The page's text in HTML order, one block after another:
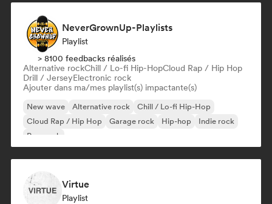
NeverGrownUp-Playlists
Playlist
> 8100 feedbacks réalisés
Alternative rockChill / Lo-fi Hip-HopCloud Rap / Hip Hop
Drill / JerseyElectronic rock
Ajouter dans ma/mes playlist(s) impactante(s)
New wave Alternative rock
Chill / Lo-fi Hip-Hop
Cloud Rap / Hip Hop
Garage rock Hip-hop
Indie rock
Pop punk
Virtue
Playlist